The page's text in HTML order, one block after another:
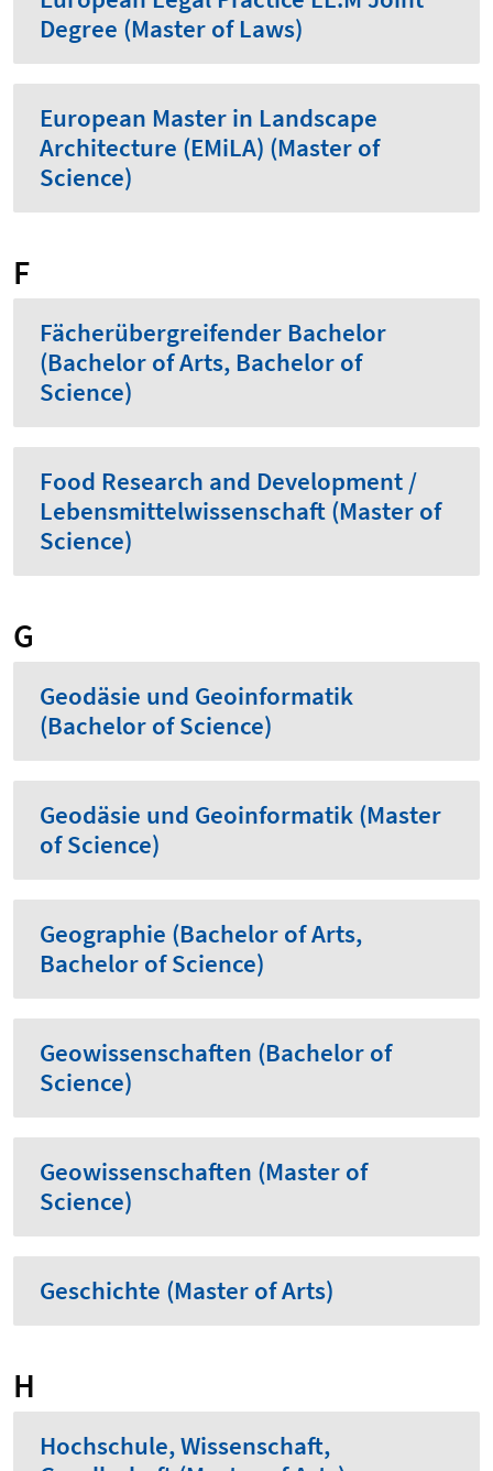
Degree (Master of Laws)
European Master in Landscape
Architecture (EMiLA) (Master of
Science)
F
Fächerübergreifender Bachelor
(Bachelor of Arts, Bachelor of
Science)
Food Research and Development /
Lebensmittelwissenschaft (Master of
Science)
G
Geodäsie und Geoinformatik
(Bachelor of Science)
Geodäsie und Geoinformatik (Master
of Science)
Geographie (Bachelor of Arts,
Bachelor of Science)
Geowissenschaften (Bachelor of
Science)
Geowissenschaften (Master of
Science)
Geschichte (Master of Arts)
H
Hochschule, Wissenschaft,